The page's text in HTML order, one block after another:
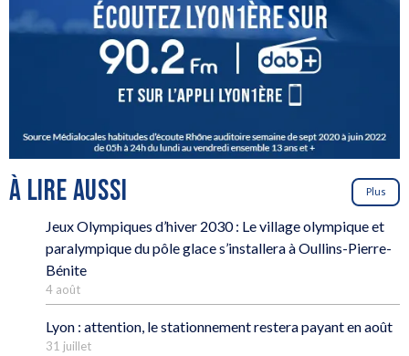
À LIRE AUSSI Plus
Jeux Olympiques d’hiver 2030 : Le village olympique et
paralympique du pôle glace s’installera à Oullins-Pierre-
Bénite
4 août
Lyon : attention, le stationnement restera payant en août
31 juillet